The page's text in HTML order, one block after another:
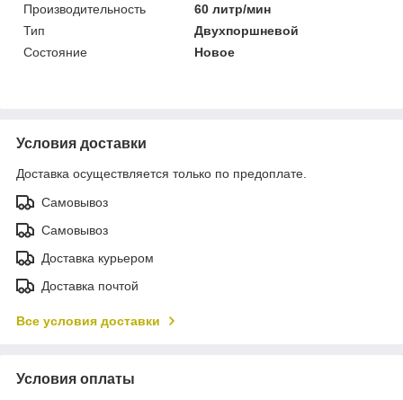
Производительность
60 литр/мин
Тип
Двухпоршневой
Состояние
Новое
Условия доставки
Доставка осуществляется только по предоплате.
Самовывоз
Самовывоз
Доставка курьером
Доставка почтой
Все условия доставки
Условия оплаты